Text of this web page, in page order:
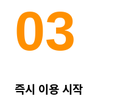
03
즉시 이용 시작